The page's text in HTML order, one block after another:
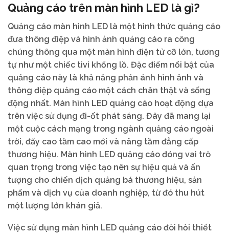
Quảng cáo trên màn hình LED là gì?
Quảng cáo màn hình LED là một hình thức quảng cáo
đưa thông điệp và hình ảnh quảng cáo ra công
chúng thông qua một màn hình điện tử cỡ lớn, tương
tự như một chiếc tivi khổng lồ. Đặc điểm nổi bật của
quảng cáo này là khả năng phản ánh hình ảnh và
thông điệp quảng cáo một cách chân thật và sống
động nhất. Màn hình LED quảng cáo hoạt động dựa
trên việc sử dụng đi-ốt phát sáng. Đây đã mang lại
một cuộc cách mạng trong ngành quảng cáo ngoài
trời, đẩy cao tầm cao mới và nâng tầm đẳng cấp
thương hiệu. Màn hình LED quảng cáo đóng vai trò
quan trọng trong việc tạo nên sự hiệu quả và ấn
tượng cho chiến dịch quảng bá thương hiệu, sản
phẩm và dịch vụ của doanh nghiệp, từ đó thu hút
một lượng lớn khán giả.
Việc sử dụng màn hình LED quảng cáo đòi hỏi thiết